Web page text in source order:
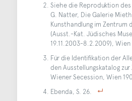
Siehe die Reproduktion
G. Natter, Die Galerie
Kunsthandlung im Zentrum
(Ausst.-Kat. Jüdisches
19.11.2003-8.2.2009), Wien
Für die Identifikation der
den Ausstellungskatalog zur
Wiener Secession, Wien
Ebenda, S. 26.